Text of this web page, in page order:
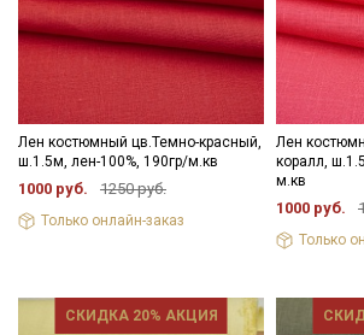
Лен костюмный цв.Темно-красный,
ш.1.5м, лен-100%, 190гр/м.кв
1000 руб. 1250 руб.
Только онлайн-заказ
Лен
коралл,
м.кв
1000 руб.
Только
СКИДКА 20% АКЦИЯ